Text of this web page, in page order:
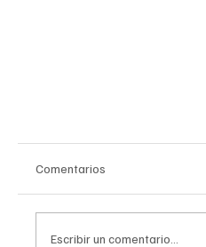
Comentarios
Escribir un comentario...